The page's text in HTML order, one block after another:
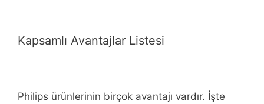
Kapsamlı Avantajlar Listesi
Philips ürünlerinin birçok avantajı vardır. İşte